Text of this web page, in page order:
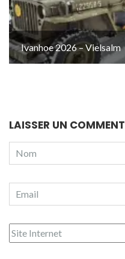
Ivanhoe 2026 – Vielsalm
LAISSER UN